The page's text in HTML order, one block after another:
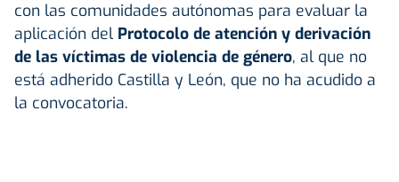
con las comunidades autónomas para evaluar la
aplicación del Protocolo de atención y derivación
de las víctimas de violencia de género, al que no
está adherido Castilla y León, que no ha acudido a
la convocatoria.